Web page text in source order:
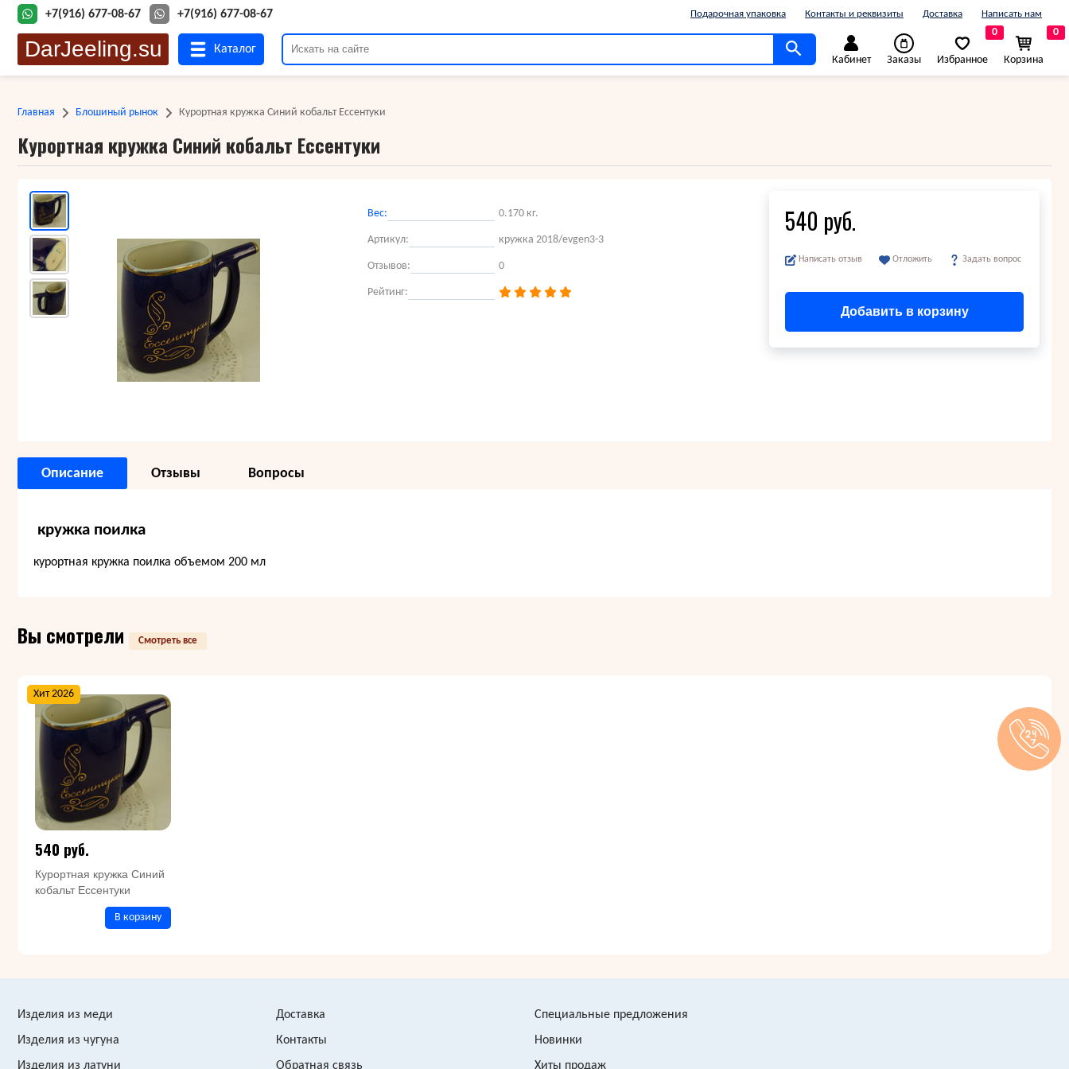
+7(916) 677-08-67 +7(916) 677-08-67 Подарочная упаковка Контакты и реквизиты Доставка Написать нам
DarJeeling.su Каталог
Кабинет Заказы
0
Избранное
0
Корзина
Главная Блошиный рынок Курортная кружка Синий кобальт Ессентуки
Курортная кружка Синий кобальт Ессентуки
Вес: 0.170 кг.
Артикул: кружка 2018/evgen3-3
Отзывов: 0
Рейтинг:
540 руб.
Написать отзыв Отложить Задать вопрос
Добавить в корзину
Описание Отзывы Вопросы
кружка поилка
курортная кружка поилка объемом 200 мл
Вы смотрели Смотреть все
Хит 2026
540 руб.
Курортная кружка Синий
кобальт Ессентуки
В корзину
Изделия из меди
Изделия из чугуна
Изделия из латуни
Доставка
Контакты
Обратная связь
Специальные предложения
Новинки
Хиты продаж